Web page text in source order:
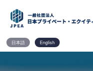
content
日本語 English